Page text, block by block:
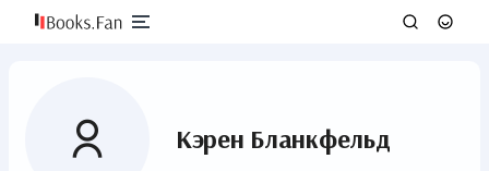
Кэрен Бланкфельд